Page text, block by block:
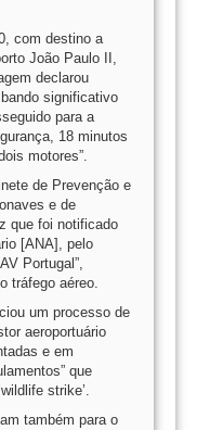
com destino a
João Paulo II,
declarou
significativo
para a
18 minutos
motores”.
de Prevenção e
e de
que foi notificado
[ANA], pelo
Portugal”,
tráfego aéreo.
um processo de
aeroportuário
e em
que
strike’.
também para o